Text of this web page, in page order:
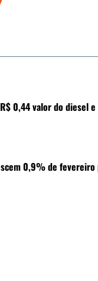
0,44 valor do diesel
0,9% de fevereiro